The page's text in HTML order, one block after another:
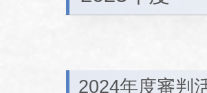
2024年度審判